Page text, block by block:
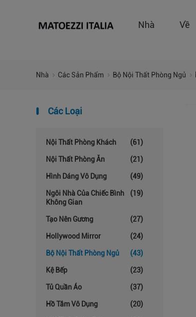
Nhà Về
Nhà Các Sản Phẩm Bộ Nội Thất Phòng Ngủ
Các Loại
Nội Thất Phòng Khách (61)
Nội Thất Phòng Ăn (21)
Hình Dáng Vô Dụng (49)
Ngôi Nhà Của Chiếc Bình
Không Gian
(19)
Tạo Nên Gương (27)
Hollywood Mirror (24)
Bộ Nội Thất Phòng Ngủ (43)
Kệ Bếp (23)
Tủ Quần Áo (37)
Hồ Tắm Vô Dụng (20)